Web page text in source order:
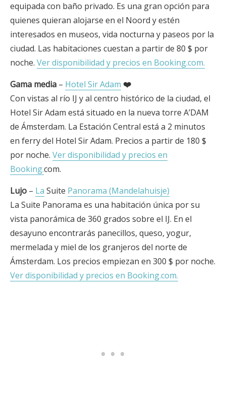
equipada con baño privado. Es una gran opción para
quienes quieran alojarse en el Noord y estén
interesados en museos, vida nocturna y paseos por la
ciudad. Las habitaciones cuestan a partir de 80 $ por
noche. Ver disponibilidad y precios en Booking.com.
Gama media – Hotel Sir Adam ❤️
Con vistas al río IJ y al centro histórico de la ciudad, el
Hotel Sir Adam está situado en la nueva torre A’DAM
de Ámsterdam. La Estación Central está a 2 minutos
en ferry del Hotel Sir Adam. Precios a partir de 180 $
por noche. Ver disponibilidad y precios en
Booking.com.
Lujo – La Suite Panorama (Mandelahuisje)
La Suite Panorama es una habitación única por su
vista panorámica de 360 grados sobre el IJ. En el
desayuno encontrarás panecillos, queso, yogur,
mermelada y miel de los granjeros del norte de
Ámsterdam. Los precios empiezan en 300 $ por noche.
Ver disponibilidad y precios en Booking.com.